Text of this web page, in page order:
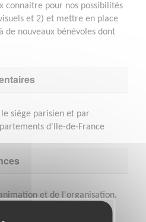
connaitre pour nos possibilités
et 2) et mettre en place
de nouveaux bénévoles dont
siège parisien et par
d'Ile-de-France
et de l'organisation.
Un peu de disponibilité